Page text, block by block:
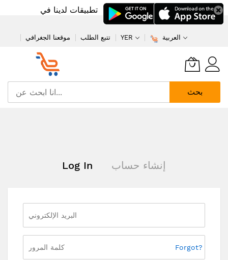
تطبيقات لدينا في
موقعنا الجغرافي تتبع الطلب YER العربية
بحث
Log In إنشاء حساب
Forgot?